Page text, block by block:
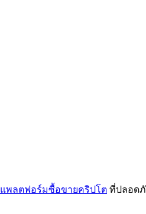
แพลตฟอร์มซื้อขายคริปโต ที่ปลอด